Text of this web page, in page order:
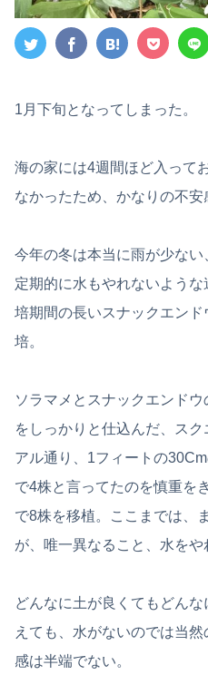
1月下旬となってしまった。
海の家には4週間ほど入って
なかったため、かなりの不安
今年の冬は本当に雨が少ない
定期的に水もやれないよう
培期間の長いスナックエン
培。
ソラマメとスナックエンド
をしっかりと仕込んだ、ス
アル通り、1フィートの
で4株と言ってたのを慎重を
で8株を移植。ここまでは、
が、唯一異なること、水をや
どんなに土が良くてもどん
えても、水がないのでは当
感は半端でない。